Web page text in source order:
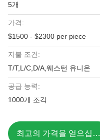
5개
가격:
$1500 - $2300 per piece
지불 조건:
T/T,L/C,D/A,웨스턴 유니온
공급 능력:
1000개 조각
최고의 가격을 얻으십시오